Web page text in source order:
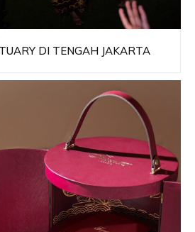
DI TENGAH JAKARTA